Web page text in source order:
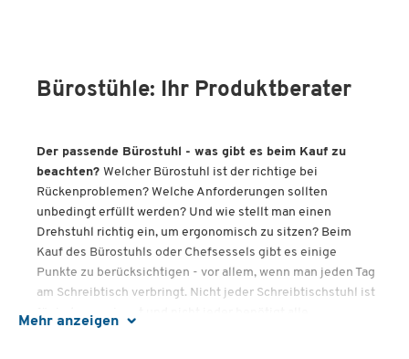
Mehr anzeigen
Bürostühle: Ihr Produktberater
Der passende Bürostuhl - was gibt es beim Kauf zu
beachten? Welcher Bürostuhl ist der richtige bei
Rückenproblemen? Welche Anforderungen sollten
unbedingt erfüllt werden? Und wie stellt man einen
Drehstuhl richtig ein, um ergonomisch zu sitzen? Beim
Kauf des Bürostuhls oder Chefsessels gibt es einige
Punkte zu berücksichtigen - vor allem, wenn man jeden Tag
am Schreibtisch verbringt. Nicht jeder Schreibtischstuhl ist
für jeden geeignet und nicht jeder benötigt alle